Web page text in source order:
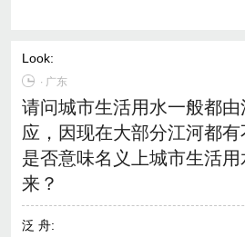
Look:
∙ 广东
请问城市生活用水一般都
应，因现在大部分江河都有
是否意味名义上城市生活
来？
泛 舟: